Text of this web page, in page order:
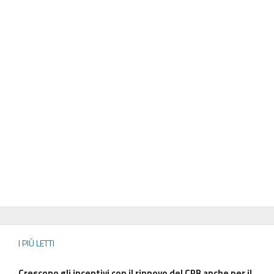
I PIÙ LETTI